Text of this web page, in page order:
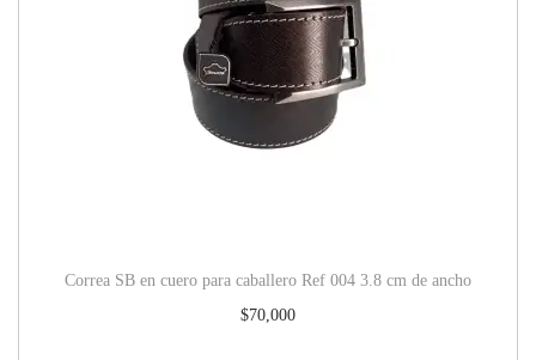
Correa SB en cuero para caballero Ref 004 3.8 cm de ancho
$70,000